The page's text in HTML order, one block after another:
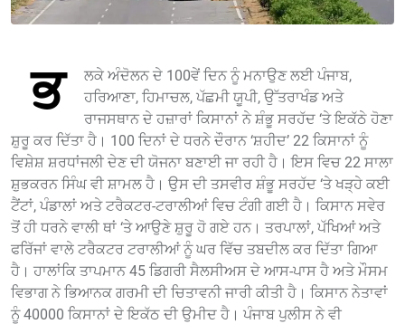
ਭ
ਲਕੇ ਅੰਦੋਲਨ ਦੇ 100ਵੇਂ ਦਿਨ ਨੂੰ ਮਨਾਉਣ ਲਈ ਪੰਜਾਬ,
ਹਰਿਆਣਾ, ਹਿਮਾਚਲ, ਪੱਛਮੀ ਯੂਪੀ, ਉੱਤਰਾਖੰਡ ਅਤੇ
ਰਾਜਸਥਾਨ ਦੇ ਹਜ਼ਾਰਾਂ ਕਿਸਾਨਾਂ ਨੇ ਸ਼ੰਭੂ ਸਰਹੱਦ ‘ਤੇ ਇਕੱਠੇ ਹੋਣਾ
ਸ਼ੁਰੂ ਕਰ ਦਿੱਤਾ ਹੈ। 100 ਦਿਨਾਂ ਦੇ ਧਰਨੇ ਦੌਰਾਨ ‘ਸ਼ਹੀਦ’ 22 ਕਿਸਾਨਾਂ ਨੂੰ
ਵਿਸ਼ੇਸ਼ ਸ਼ਰਧਾਂਜਲੀ ਦੇਣ ਦੀ ਯੋਜਨਾ ਬਣਾਈ ਜਾ ਰਹੀ ਹੈ। ਇਸ ਵਿਚ 22 ਸਾਲਾ
ਸ਼ੁਭਕਰਨ ਸਿੰਘ ਵੀ ਸ਼ਾਮਲ ਹੈ। ਉਸ ਦੀ ਤਸਵੀਰ ਸ਼ੰਭੂ ਸਰਹੱਦ ‘ਤੇ ਖੜ੍ਹੇ ਕਈ
ਟੈਂਟਾਂ, ਪੰਡਾਲਾਂ ਅਤੇ ਟਰੈਕਟਰ-ਟਰਾਲੀਆਂ ਵਿਚ ਟੰਗੀ ਗਈ ਹੈ। ਕਿਸਾਨ ਸਵੇਰ
ਤੋਂ ਹੀ ਧਰਨੇ ਵਾਲੀ ਥਾਂ ‘ਤੇ ਆਉਣੇ ਸ਼ੁਰੂ ਹੋ ਗਏ ਹਨ। ਤਰਪਾਲਾਂ, ਪੱਖਿਆਂ ਅਤੇ
ਫਰਿੱਜਾਂ ਵਾਲੇ ਟਰੈਕਟਰ ਟਰਾਲੀਆਂ ਨੂੰ ਘਰ ਵਿੱਚ ਤਬਦੀਲ ਕਰ ਦਿੱਤਾ ਗਿਆ
ਹੈ। ਹਾਲਾਂਕਿ ਤਾਪਮਾਨ 45 ਡਿਗਰੀ ਸੈਲਸੀਅਸ ਦੇ ਆਸ-ਪਾਸ ਹੈ ਅਤੇ ਮੌਸਮ
ਵਿਭਾਗ ਨੇ ਭਿਆਨਕ ਗਰਮੀ ਦੀ ਚਿਤਾਵਨੀ ਜਾਰੀ ਕੀਤੀ ਹੈ। ਕਿਸਾਨ ਨੇਤਾਵਾਂ
ਨੂੰ 40000 ਕਿਸਾਨਾਂ ਦੇ ਇਕੱਠ ਦੀ ਉਮੀਦ ਹੈ। ਪੰਜਾਬ ਪੁਲੀਸ ਨੇ ਵੀ